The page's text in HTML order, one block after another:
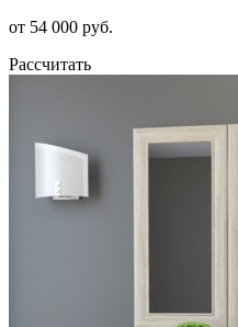
от 54 000 руб.
Рассчитать